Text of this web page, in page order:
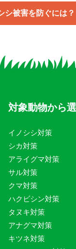
シ被害を防ぐには？
対象動物から
イノシシ対策
シカ対策
アライグマ対策
サル対策
クマ対策
ハクビシン対策
タヌキ対策
アナグマ対策
キツネ対策